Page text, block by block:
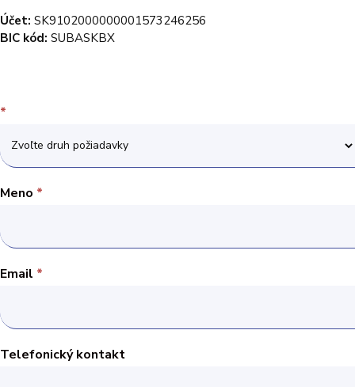
Účet: SK9102000000001573246256
BIC kód: SUBASKBX
Kontaktny
*
Meno *
Email *
Telefonický kontakt